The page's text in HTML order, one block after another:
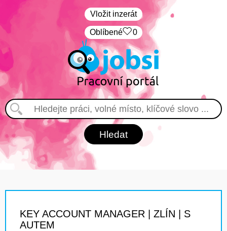
Vložit inzerát
Oblíbené 0
KEY ACCOUNT MANAGER | ZLÍN | S
AUTEM